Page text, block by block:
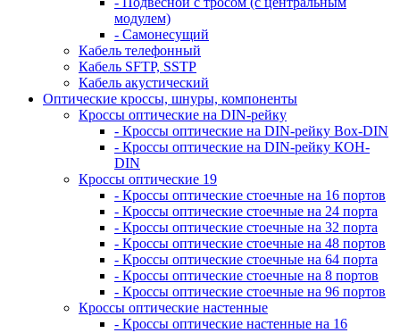
модулем)
- Самонесущий
Кабель телефонный
Кабель SFTP, SSTP
Кабель акустический
Оптические кроссы, шнуры, компоненты
Кроссы оптические на DIN-рейку
- Кроссы оптические на DIN-рейку Box-DIN
- Кроссы оптические на DIN-рейку КОН-
DIN
Кроссы оптические 19
- Кроссы оптические стоечные на 16 портов
- Кроссы оптические стоечные на 24 порта
- Кроссы оптические стоечные на 32 порта
- Кроссы оптические стоечные на 48 портов
- Кроссы оптические стоечные на 64 порта
- Кроссы оптические стоечные на 8 портов
- Кроссы оптические стоечные на 96 портов
Кроссы оптические настенные
- Кроссы оптические настенные на 16